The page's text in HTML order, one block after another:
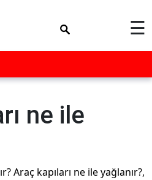
☰
ne ile
Araç kapıları ne ile yağlanır?,